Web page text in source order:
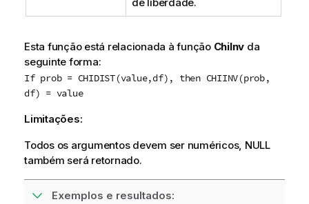
Esta função está relacionada à função ChiInv da
seguinte forma:
If prob = CHIDIST(value,df), then CHIINV(prob,
df) = value
Limitações:
Todos os argumentos devem ser numéricos, NULL
também será retornado.
Exemplos e resultados: